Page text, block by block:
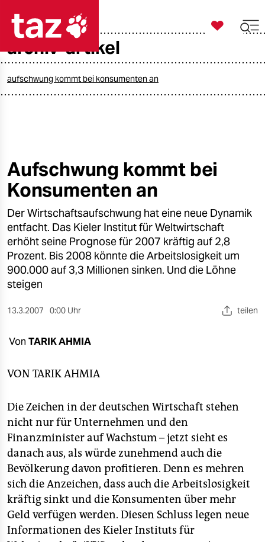
taz zahl ich
öko
gesellschaft
kultur
sport
berlin
nord
verlag
verlag
shop
fragen & hilfe
unterstützen
abo
genossenschaft
epaper login

taz zahl ich
archiv-artikel
aufschwung kommt bei konsumenten an
Aufschwung kommt bei
Konsumenten an
Der Wirtschaftsaufschwung hat eine neue Dynamik
entfacht. Das Kieler Institut für Weltwirtschaft
erhöht seine Prognose für 2007 kräftig auf 2,8
Prozent. Bis 2008 könnte die Arbeitslosigkeit um
900.000 auf 3,3 Millionen sinken. Und die Löhne
steigen
13.3.2007 0:00 Uhr teilen
Von TARIK AHMIA
VON TARIK AHMIA
Die Zeichen in der deutschen Wirtschaft stehen
nicht nur für Unternehmen und den
Finanzminister auf Wachstum – jetzt sieht es
danach aus, als würde zunehmend auch die
Bevölkerung davon profitieren. Denn es mehren
sich die Anzeichen, dass auch die Arbeitslosigkeit
kräftig sinkt und die Konsumenten über mehr
Geld verfügen werden. Diesen Schluss legen neue
Informationen des Kieler Instituts für